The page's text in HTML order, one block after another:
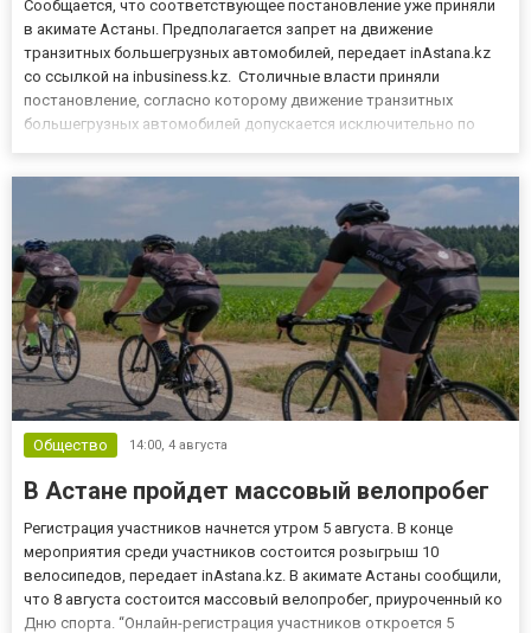
Сообщается, что соответствующее постановление уже приняли
в акимате Астаны. Предполагается запрет на движение
транзитных большегрузных автомобилей, передает inAstana.kz
со ссылкой на inbusiness.kz. Столичные власти приняли
постановление, согласно которому движение транзитных
большегрузных автомобилей допускается исключительно по
Отмечается...
Общество 14:00, 4 августа
В Астане пройдет массовый велопробег
Регистрация участников начнется утром 5 августа. В конце
мероприятия среди участников состоится розыгрыш 10
велосипедов, передает inAstana.kz. В акимате Астаны сообщили,
что 8 августа состоится массовый велопробег, приуроченный ко
Дню спорта. “Онлайн-регистрация участников откроется 5